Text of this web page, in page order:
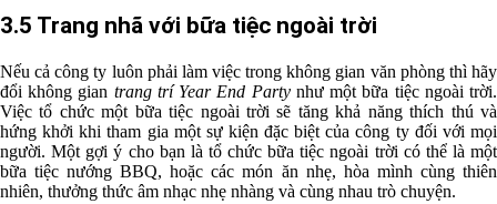
3.5 Trang nhã với bữa tiệc ngoài trời
Nếu cả công ty luôn phải làm việc trong không gian văn phòng thì hãy
đổi không gian trang trí Year End Partynhư một bữa tiệc ngoài trời.
Việc tổ chức một bữa tiệc ngoài trời sẽ tăng khả năng thích thú và
hứng khởi khi tham gia một sự kiện đặc biệt của công ty đối với mọi
người. Một gợi ý cho bạn là tổ chức bữa tiệc ngoài trời có thể là một
bữa tiệc nướng BBQ, hoặc các món ăn nhẹ, hòa mình cùng thiên
nhiên, thưởng thức âm nhạc nhẹ nhàng và cùng nhau trò chuyện.